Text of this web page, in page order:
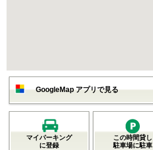
GoogleMap アプリで見る
マイパーキング
に登録
この時間貸し
駐車場に駐車